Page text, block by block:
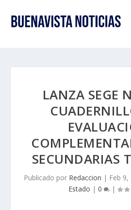
LANZA SEGE
SECUNDARIAS
Publicado por Redaccion | Feb 9,
Estado | 0 |